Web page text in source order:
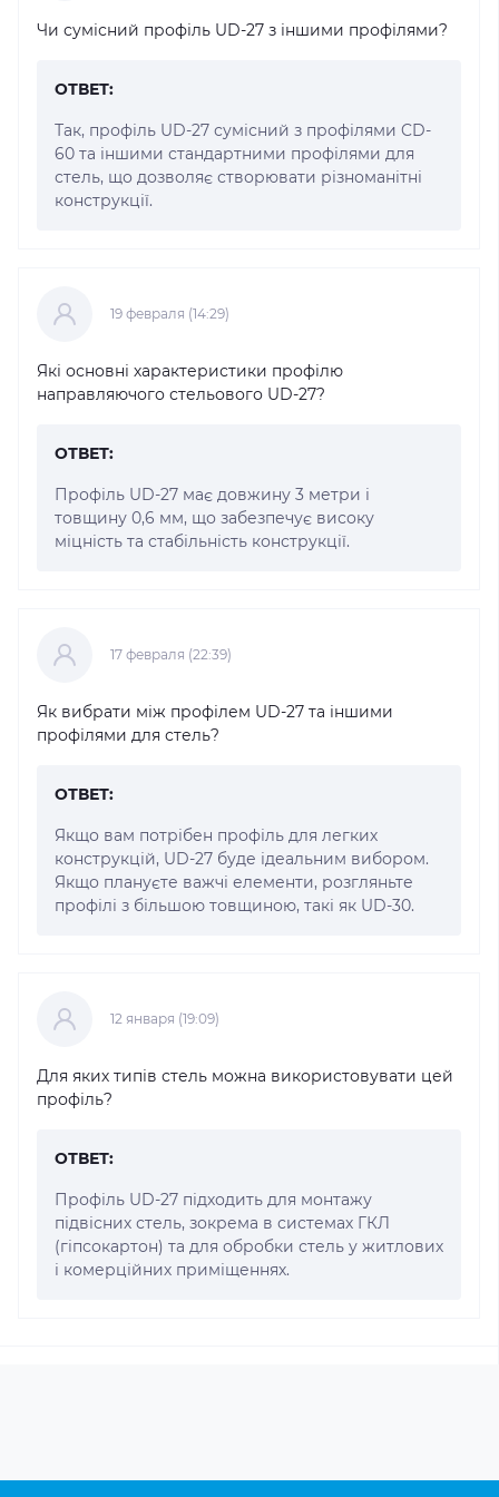
Чи сумісний профіль UD-27 з іншими профілями?
ОТВЕТ:
Так, профіль UD-27 сумісний з профілями CD-
60 та іншими стандартними профілями для
стель, що дозволяє створювати різноманітні
конструкції.
19 февраля (14:29)
Які основні характеристики профілю
направляючого стельового UD-27?
ОТВЕТ:
Профіль UD-27 має довжину 3 метри і
товщину 0,6 мм, що забезпечує високу
міцність та стабільність конструкції.
17 февраля (22:39)
Як вибрати між профілем UD-27 та іншими
профілями для стель?
ОТВЕТ:
Якщо вам потрібен профіль для легких
конструкцій, UD-27 буде ідеальним вибором.
Якщо плануєте важчі елементи, розгляньте
профілі з більшою товщиною, такі як UD-30.
12 января (19:09)
Для яких типів стель можна використовувати цей
профіль?
ОТВЕТ:
Профіль UD-27 підходить для монтажу
підвісних стель, зокрема в системах ГКЛ
(гіпсокартон) та для обробки стель у житлових
і комерційних приміщеннях.